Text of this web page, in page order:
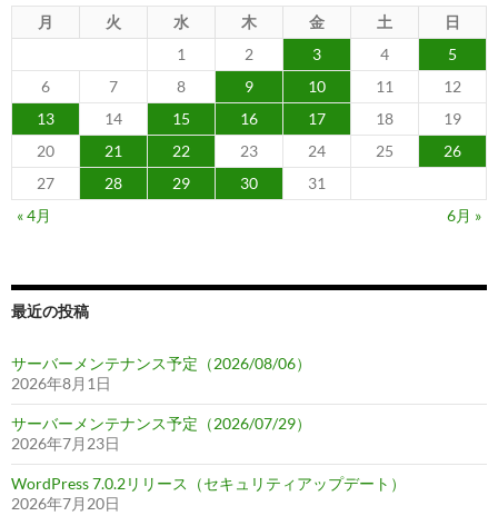
月 火 水 木 金 土
日
1
2 3 4
5
6
7 8 9 10 11
12
13
14 15 16 17 18
19
20
21 22 23 24 25
26
27
28 29 30
31
« 4月
6月 »
最近の投稿
サーバーメンテナンス予定（2026/08/06）
2026年8月1日
サーバーメンテナンス予定（2026/07/29）
2026年7月23日
WordPress 7.0.2リリース（セキュリティアップデート）
2026年7月20日